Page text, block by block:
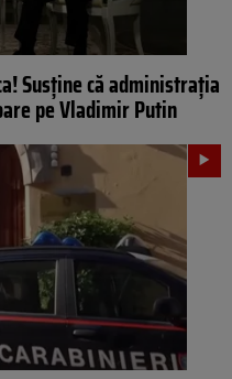
Susține că administrația
pe Vladimir Putin